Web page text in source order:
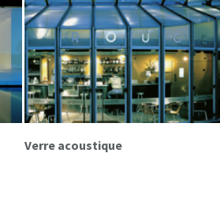
Verre acoustique